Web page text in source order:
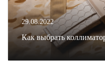
29.08.2022
Как выбрать